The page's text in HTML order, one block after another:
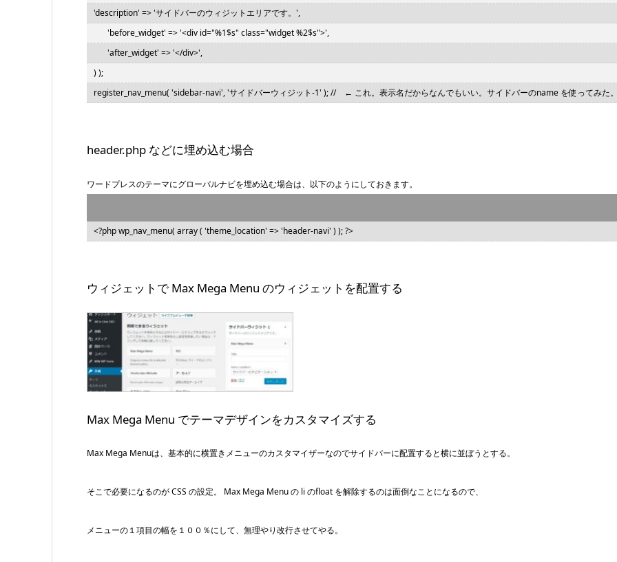
'description' => 'サイドバーのウィジットエリアです。',
'before_widget' => '<div id="%1$s" class="widget %2$s">',
'after_widget' => '</div>',
) );
register_nav_menu( 'sidebar-navi', 'サイドバーウィジット-1' ); // ← これ。表示名だからなんでもいい。サイドバーのname を使ってみた
header.php などに埋め込む場合
ワードプレスのテーマにグローバルナビを埋め込む場合は、以下のようにしておきます。
<?php wp_nav_menu( array ( 'theme_location' => 'header-navi' ) ); ?>
ウィジェットで Max Mega Menu のウィジェットを配置する
Max Mega Menu でテーマデザインをカスタマイズする
Max Mega Menuは、基本的に横置きメニューのカスタマイザーなのでサイドバーに配置すると横に並ぼうとする。
そこで必要になるのが CSS の設定。 Max Mega Menu の li のfloat を解除するのは面倒なことになるので、
メニューの１項目の幅を１００％にして、無理やり改行させてやる。